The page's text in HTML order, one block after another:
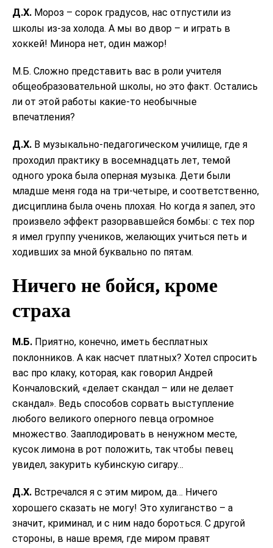
Д.Х. Мороз – сорок градусов, нас отпустили из
школы из-за холода. А мы во двор – и играть в
хоккей! Минора нет, один мажор!
М.Б. Сложно представить вас в роли учителя
общеобразовательной школы, но это факт. Остались
ли от этой работы какие-то необычные
впечатления?
Д.Х. В музыкально-педагогическом училище, где я
проходил практику в восемнадцать лет, темой
одного урока была оперная музыка. Дети были
младше меня года на три-четыре, и соответственно,
дисциплина была очень плохая. Но когда я запел, это
произвело эффект разорвавшейся бомбы: с тех пор
я имел группу учеников, желающих учиться петь и
ходивших за мной буквально по пятам.
Ничего не бойся, кроме
страха
М.Б. Приятно, конечно, иметь бесплатных
поклонников. А как насчет платных? Хотел спросить
вас про клаку, которая, как говорил Андрей
Кончаловский, «делает скандал – или не делает
скандал». Ведь способов сорвать выступление
любого великого оперного певца огромное
множество. Зааплодировать в ненужном месте,
кусок лимона в рот положить, так чтобы певец
увидел, закурить кубинскую сигару…
Д.Х. Встречался я с этим миром, да… Ничего
хорошего сказать не могу! Это хулиганство – а
значит, криминал, и с ним надо бороться. С другой
стороны, в наше время, где миром правят